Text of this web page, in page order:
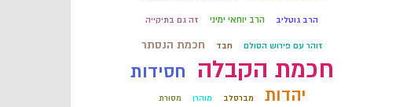
הרב גוטליב הרב יוחאי ימיני זה גם בתיקייה
זוהר עם פירוש הסולם חבד חכמת הנסתר
חכמת הקבלה חסידות
יהדות מברסלב מוהרן מסורת